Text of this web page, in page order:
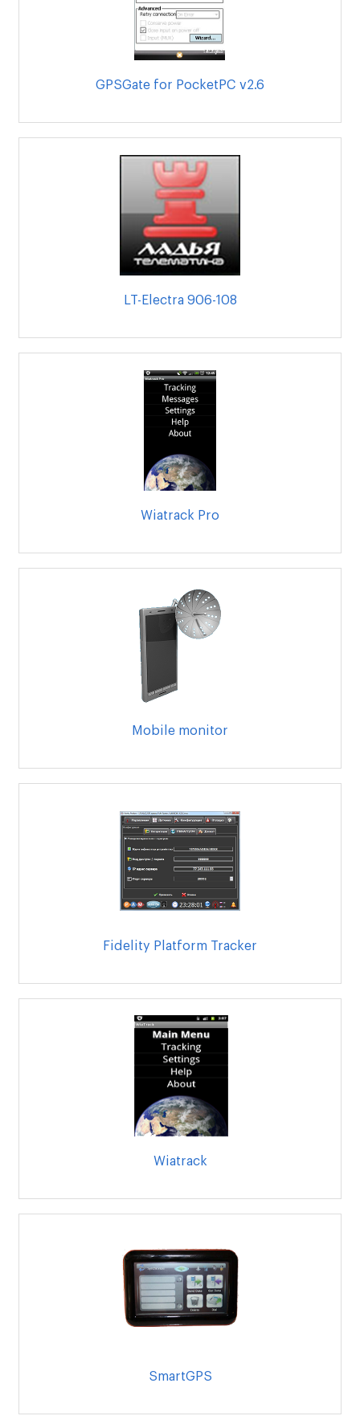
GPSGate for PocketPC v2.6
LT-Electra 906-108
Wiatrack Pro
Mobile monitor
Fidelity Platform Tracker
Wiatrack
SmartGPS